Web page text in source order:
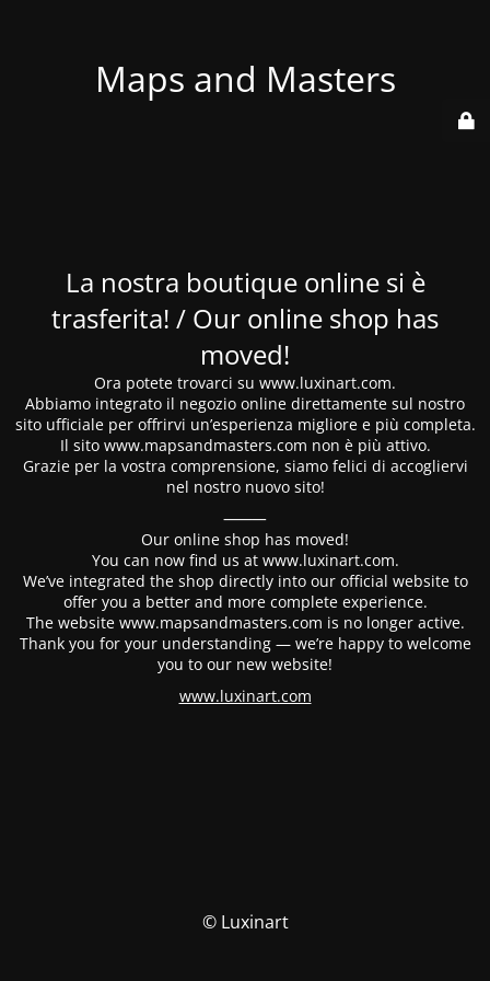
Maps and Masters
La nostra boutique online si è
trasferita! / Our online shop has
moved!
Ora potete trovarci su www.luxinart.com.
Abbiamo integrato il negozio online direttamente sul nostro
sito ufficiale per offrirvi un’esperienza migliore e più completa.
Il sito www.mapsandmasters.com non è più attivo.
Grazie per la vostra comprensione, siamo felici di accogliervi
nel nostro nuovo sito!
⸻
Our online shop has moved!
You can now find us at www.luxinart.com.
We’ve integrated the shop directly into our official website to
offer you a better and more complete experience.
The website www.mapsandmasters.com is no longer active.
Thank you for your understanding — we’re happy to welcome
you to our new website!
www.luxinart.com
© Luxinart